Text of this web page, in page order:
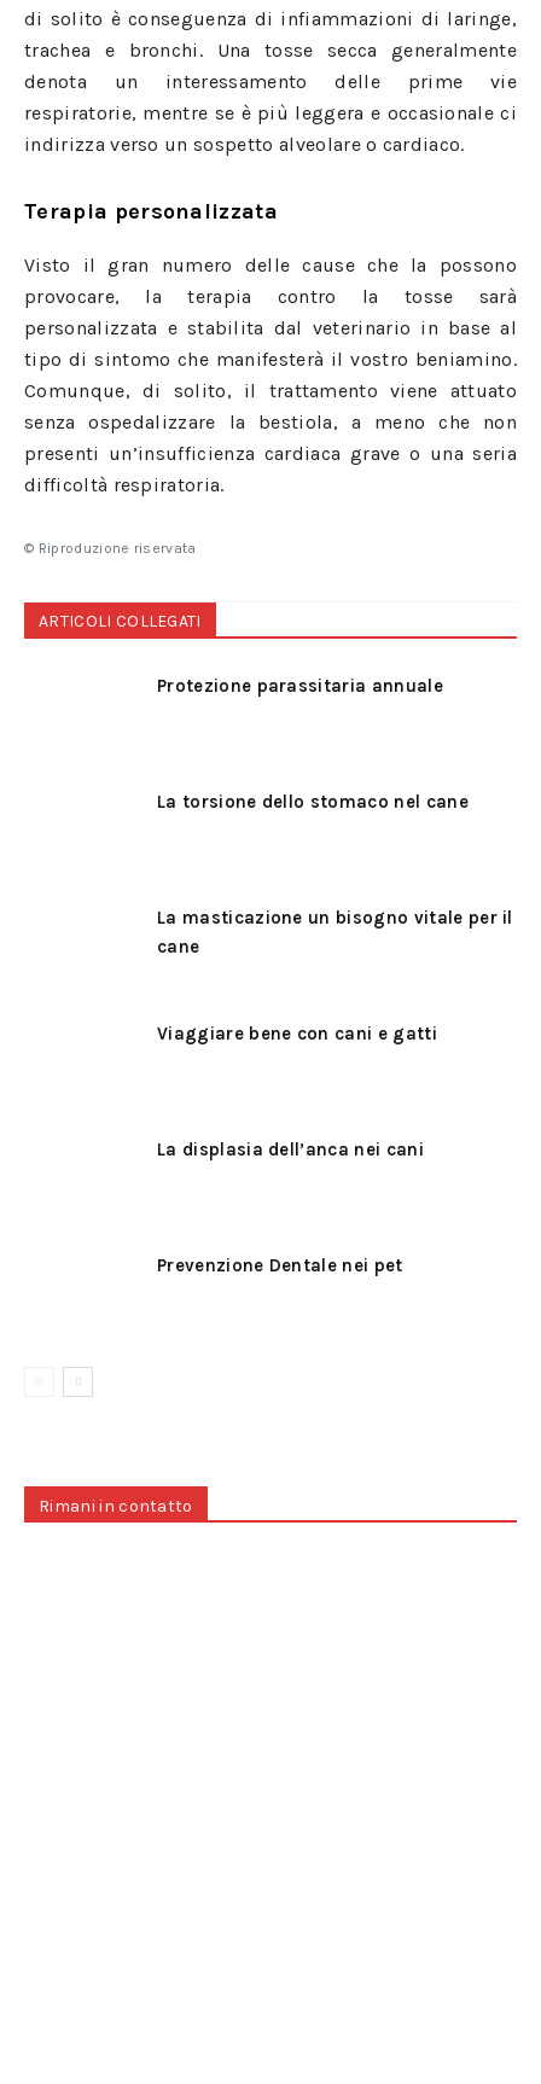
di solito è conseguenza di infiammazioni di laringe,
trachea e bronchi. Una tosse secca generalmente
denota un interessamento delle prime vie
respiratorie, mentre se è più leggera e occasionale ci
indirizza verso un sospetto alveolare o cardiaco.
Terapia personalizzata
Visto il gran numero delle cause che la possono
provocare, la terapia contro la tosse sarà
personalizzata e stabilita dal veterinario in base al
tipo di sintomo che manifesterà il vostro beniamino.
Comunque, di solito, il trattamento viene attuato
senza ospedalizzare la bestiola, a meno che non
presenti un’insufficienza cardiaca grave o una seria
difficoltà respiratoria.
© Riproduzione riservata
ARTICOLI COLLEGATI
Protezione parassitaria annuale
La torsione dello stomaco nel cane
La masticazione un bisogno vitale per il
cane
Viaggiare bene con cani e gatti
La displasia dell’anca nei cani
Prevenzione Dentale nei pet
Rimani in contatto